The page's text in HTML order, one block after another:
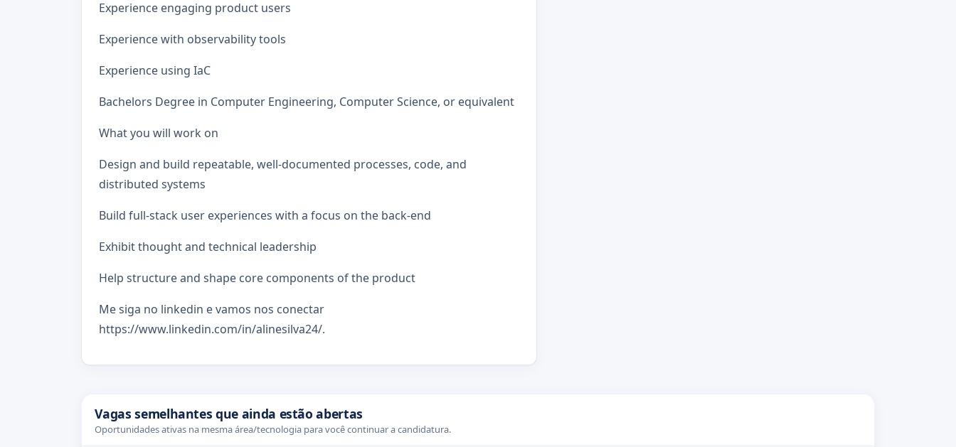
Experience engaging product users
Experience with observability tools
Experience using IaC
Bachelors Degree in Computer Engineering, Computer Science, or equivalent
What you will work on
Design and build repeatable, well-documented processes, code, and
distributed systems
Build full-stack user experiences with a focus on the back-end
Exhibit thought and technical leadership
Help structure and shape core components of the product
Me siga no linkedin e vamos nos conectar
https://www.linkedin.com/in/alinesilva24/.
Vagas semelhantes que ainda estão abertas
Oportunidades ativas na mesma área/tecnologia para você continuar a candidatura.